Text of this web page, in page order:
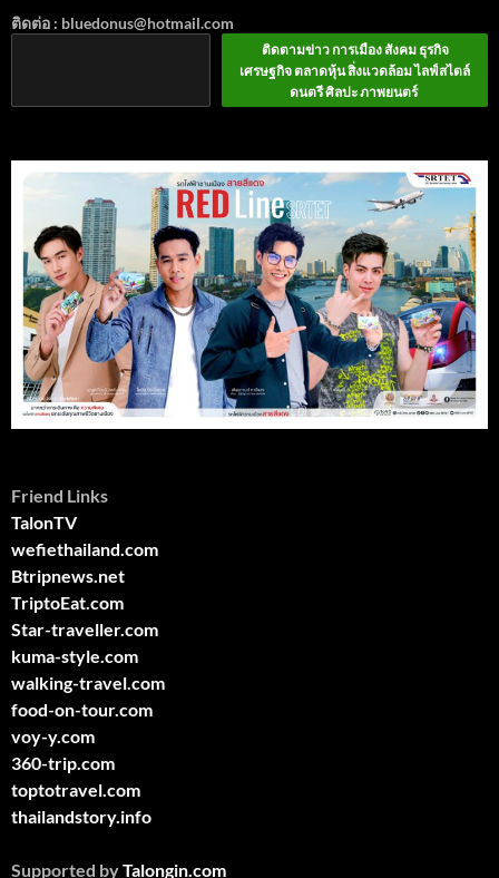
ติดต่อ : bluedonus@hotmail.com
ติดตามข่าว การเมือง สังคม ธุรกิจ
เศรษฐกิจ ตลาดหุ้น สิ่งแวดล้อม ไลฟ์สไตล์
ดนตรี ศิลปะ ภาพยนตร์
Friend Links
TalonTV
wefiethailand.com
Btripnews.net
TriptoEat.com
Star-traveller.com
kuma-style.com
walking-travel.com
food-on-tour.com
voy-y.com
360-trip.com
toptotravel.com
thailandstory.info
Supported byTalongin.com